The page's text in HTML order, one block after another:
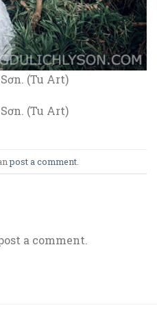
(Tu Art)
(Tu Art)
post a comment
a comment.